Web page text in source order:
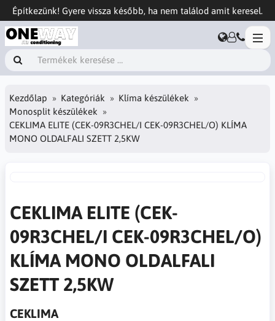
Építkezünk! Gyere vissza később, ha nem találod amit keresel.
Kezdőlap Kategóriák
Klíma készülékek
Monosplit készülékek
CEKLIMA ELITE (CEK-09R3CHEL/I CEK-09R3CHEL/O) KLÍMA
MONO OLDALFALI SZETT 2,5KW
CEKLIMA ELITE (CEK-
09R3CHEL/I CEK-09R3CHEL/O)
KLÍMA MONO OLDALFALI
SZETT 2,5KW
CEKLIMA